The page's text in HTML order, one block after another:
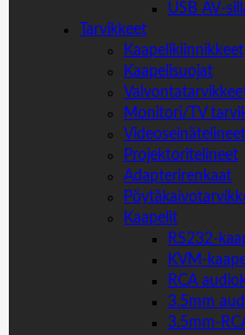
USB AV-
Tarvikkeet
Kaapelikiinnikkeet
Kaapelisuojat
Monitori/TV
Videoseinätelineet
Projektoritelineet
Adapterirenkaat
Kaapelit
RS232-
KVM-
RCA
3.5mm
3.5mm-